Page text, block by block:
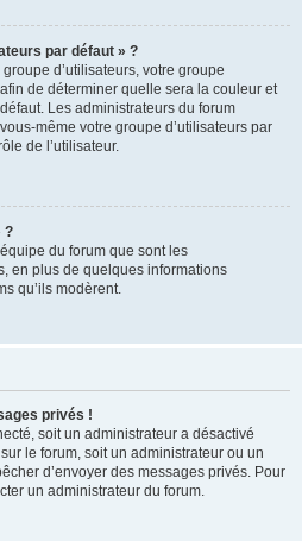
par défaut » ?
d’utilisateurs, votre groupe
de déterminer quelle sera la couleur et
Les administrateurs du forum
même votre groupe d’utilisateurs par
de l’utilisateur.
?
du forum que sont les
en plus de quelques informations
qu’ils modèrent.
privés !
soit un administrateur a désactivé
le forum, soit un administrateur ou un
d’envoyer des messages privés. Pour
un administrateur du forum.